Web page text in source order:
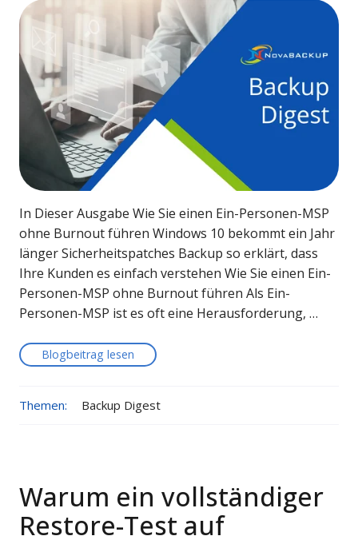
In Dieser Ausgabe Wie Sie einen Ein-Personen-MSP
ohne Burnout führen Windows 10 bekommt ein Jahr
länger Sicherheitspatches Backup so erklärt, dass
Ihre Kunden es einfach verstehen Wie Sie einen Ein-
Personen-MSP ohne Burnout führen Als Ein-
Personen-MSP ist es oft eine Herausforderung, …
Blogbeitrag lesen
Themen: Backup Digest
Warum ein vollständiger
Restore-Test auf